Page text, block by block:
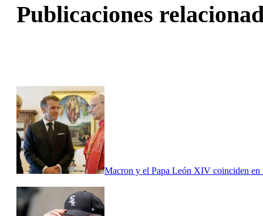
Publicaciones
Macron y el Papa León XIV coinciden en